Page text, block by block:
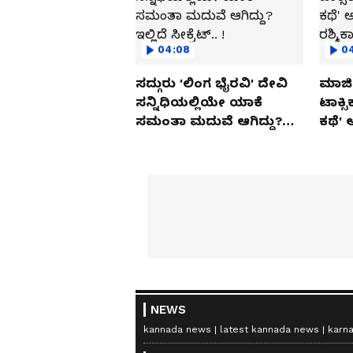
04:08
ಸದ್ಗುರು 'ಲಿಂಗ ಭೈರವಿ' ದೇವಿ
ಸನ್ನಿಧಿಯಲ್ಲಿಯೇ ಯಾಕೆ
ಸಮಂತಾ ಮದುವೆ ಆಗಿದ್ದು?
ಮಾಜಿ
ಕಥೆ'
NEWS
kannada news latest kannada news